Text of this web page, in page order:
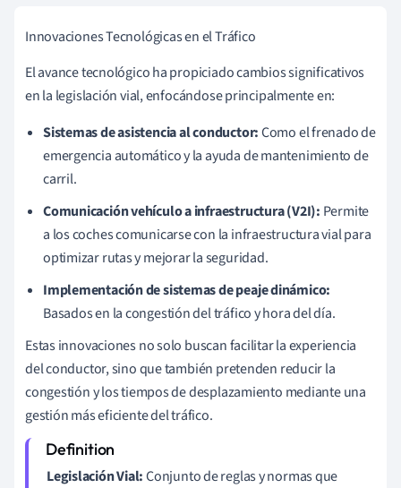
Innovaciones Tecnológicas en el Tráfico
El avance tecnológico ha propiciado cambios significativos
en la legislación vial, enfocándose principalmente en:
Sistemas de asistencia al conductor:Como el frenado de
emergencia automático y la ayuda de mantenimiento de
carril.
Comunicación vehículo a infraestructura (V2I): Permite
a los coches comunicarse con la infraestructura vial para
optimizar rutas y mejorar la seguridad.
Implementación de sistemas de peaje dinámico:
Basados en la congestión del tráfico y hora del día.
Estas innovaciones no solo buscan facilitar la experiencia
del conductor, sino que también pretenden reducir la
congestión y los tiempos de desplazamiento mediante una
gestión más eficiente del tráfico.
Legislación Vial:Conjunto de reglas y normas que